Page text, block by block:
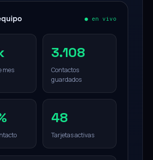
● en vivo
mes
3.108
Contactos
guardados
48
Tarjetas activas